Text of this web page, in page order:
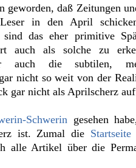
geworden, daß Zeitungen
in den April
sind das eher primitive
auch als solche zu
auch die subtilen,
nicht so weit von der
gar nicht als Aprilscherz
Schwerin gesehen
ist. Zumal die
alle Artikel über die